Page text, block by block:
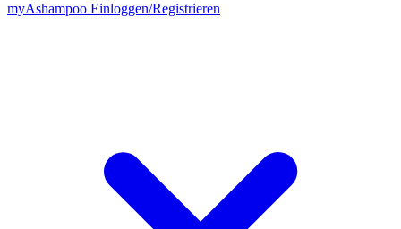
myAshampoo Einloggen/Registrieren